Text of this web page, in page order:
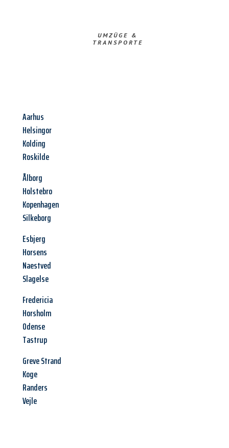
UMZÜGE &
TRANSPORTE
Aarhus
Helsingor
Kolding
Roskilde
Ålborg
Holstebro
Kopenhagen
Silkeborg
Esbjerg
Horsens
Naestved
Slagelse
Fredericia
Horsholm
Odense
Tastrup
Greve Strand
Koge
Randers
Vejle